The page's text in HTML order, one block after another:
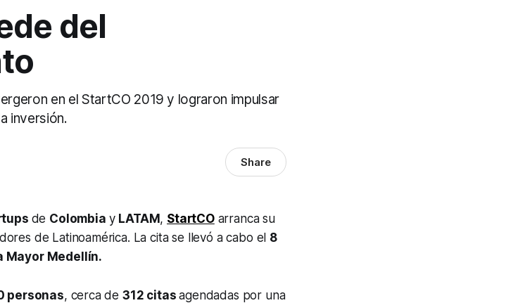
del
en el StartCO 2019 y lograron impulsar
inversión.
Share
de Colombia y LATAM , StartCOarranca su
de Latinoamérica. La cita se llevó a cabo el 8
Mayor Medellín.
personas, cerca de 312 citasagendadas por una